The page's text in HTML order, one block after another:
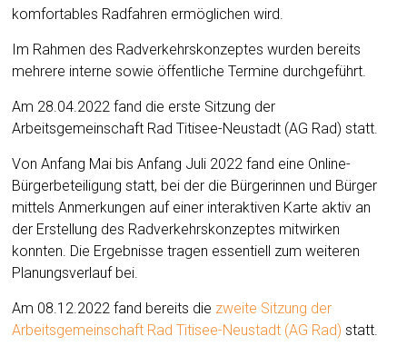
komfortables Radfahren ermöglichen wird.
Im Rahmen des Radverkehrskonzeptes wurden bereits
mehrere interne sowie öffentliche Termine durchgeführt.
Am 28.04.2022 fand die erste Sitzung der
Arbeitsgemeinschaft Rad Titisee-Neustadt (AG Rad) statt.
Von Anfang Mai bis Anfang Juli 2022 fand eine Online-
Bürgerbeteiligung statt, bei der die Bürgerinnen und Bürger
mittels Anmerkungen auf einer interaktiven Karte aktiv an
der Erstellung des Radverkehrskonzeptes mitwirken
konnten. Die Ergebnisse tragen essentiell zum weiteren
Planungsverlauf bei.
Am 08.12.2022 fand bereits die zweite Sitzung der
Arbeitsgemeinschaft Rad Titisee-Neustadt (AG Rad) statt.